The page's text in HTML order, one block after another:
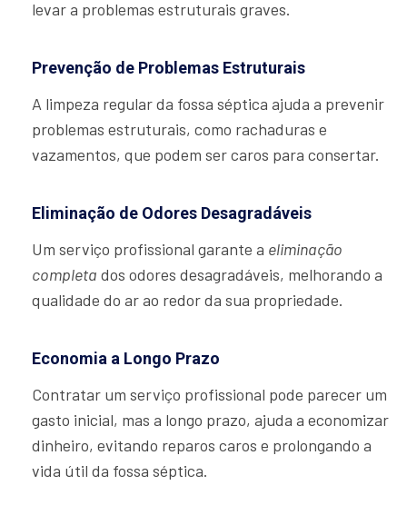
levar a problemas estruturais graves.
Prevenção de Problemas Estruturais
A limpeza regular da fossa séptica ajuda a prevenir
problemas estruturais, como rachaduras e
vazamentos, que podem ser caros para consertar.
Eliminação de Odores Desagradáveis
Um serviço profissional garante a eliminação
completa dos odores desagradáveis, melhorando a
qualidade do ar ao redor da sua propriedade.
Economia a Longo Prazo
Contratar um serviço profissional pode parecer um
gasto inicial, mas a longo prazo, ajuda a economizar
dinheiro, evitando reparos caros e prolongando a
vida útil da fossa séptica.